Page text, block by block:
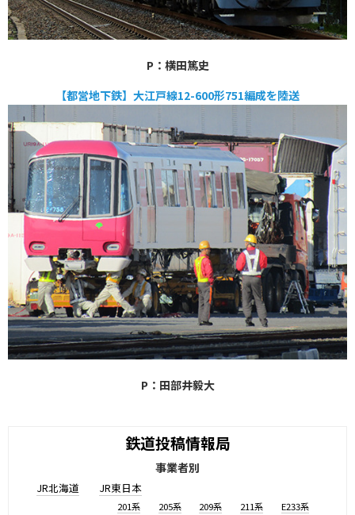
P：横田篤史
【都営地下鉄】大江戸線12-600形751編成を陸送
P：田部井毅大
鉄道投稿情報局
事業者別
JR北海道 JR東日本
201系 205系 209系 211系 E233系